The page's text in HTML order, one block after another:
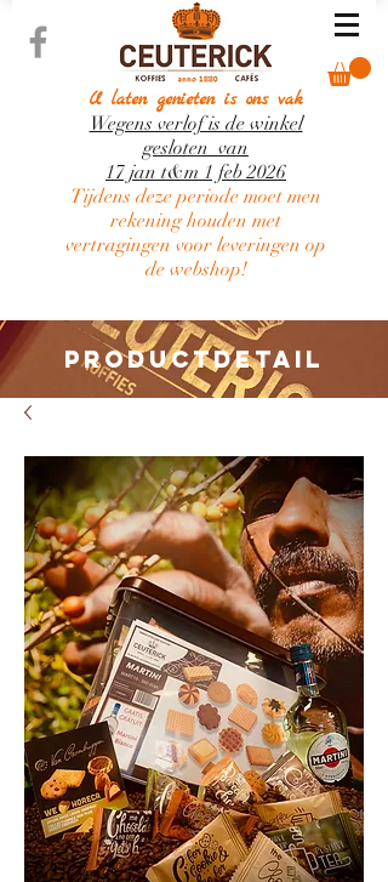
U laten genieten is ons vak
Wegens verlof is de winkel
gesloten van
17 jan t&m 1 feb 2026
Tijdens deze periode moet men
rekening houden met
vertragingen voor leveringen op
de webshop!
PRODUCTDETAIL